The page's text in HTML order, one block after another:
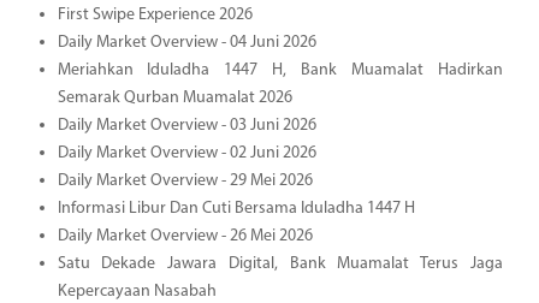
First Swipe Experience 2026
Daily Market Overview - 04 Juni 2026
Meriahkan Iduladha 1447 H, Bank Muamalat Hadirkan
Semarak Qurban Muamalat 2026
Daily Market Overview - 03 Juni 2026
Daily Market Overview - 02 Juni 2026
Daily Market Overview - 29 Mei 2026
Informasi Libur Dan Cuti Bersama Iduladha 1447 H
Daily Market Overview - 26 Mei 2026
Satu Dekade Jawara Digital, Bank Muamalat Terus Jaga
Kepercayaan Nasabah